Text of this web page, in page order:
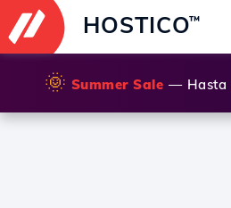
HOSTICO™
🌞 Summer Sale — Hasta